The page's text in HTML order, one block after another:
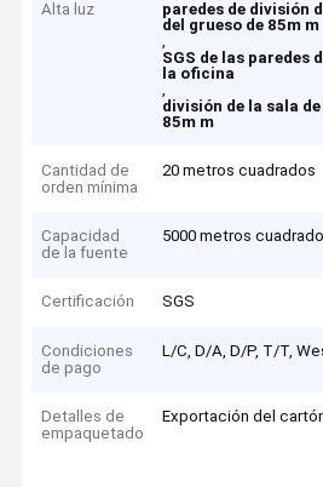
Alta luz
paredes de división
del grueso de 85m m
,
SGS de las paredes
la oficina
,
división de la sala
85m m
Cantidad de
orden mínima
20 metros cuadrados
Capacidad
de la fuente
5000 metros
Certificación SGS
Condiciones
de pago
L/C, D/A, D/P, T/T,
Detalles de
empaquetado
Exportación del